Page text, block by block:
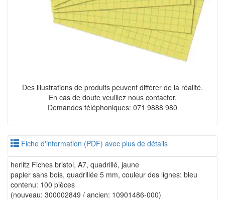
Des illustrations de produits peuvent différer de la réalité.
En cas de doute veuillez nous contacter.
Demandes téléphoniques: 071 9888 980
Fiche d'information (PDF) avec plus de détails
herlitz Fiches bristol, A7, quadrillé, jaune
papier sans bois, quadrillée 5 mm, couleur des lignes: bleu
contenu: 100 pièces
(nouveau: 300002849 / ancien: 10901486-000)